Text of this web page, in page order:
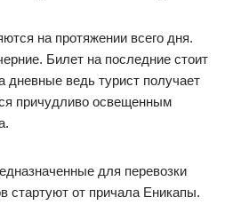
на протяжении всего дня.
Билет на последние стоит
дневные ведь турист получает
причудливо освещенным
для перевозки
стартуют от причала Еникапы.